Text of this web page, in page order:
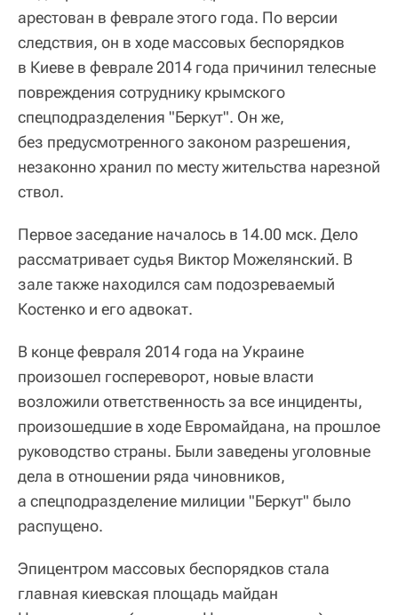
арестован в феврале этого года. По версии
следствия, он в ходе массовых беспорядков
в Киеве в феврале 2014 года причинил телесные
повреждения сотруднику крымского
спецподразделения "Беркут". Он же,
без предусмотренного законом разрешения,
незаконно хранил по месту жительства нарезной
ствол.
Первое заседание началось в 14.00 мск. Дело
рассматривает судья Виктор Можелянский. В
зале также находился сам подозреваемый
Костенко и его адвокат.
В конце февраля 2014 года на Украине
произошел госпереворот, новые власти
возложили ответственность за все инциденты,
произошедшие в ходе Евромайдана, на прошлое
руководство страны. Были заведены уголовные
дела в отношении ряда чиновников,
а спецподразделение милиции "Беркут" было
распущено.
Эпицентром массовых беспорядков стала
главная киевская площадь майдан